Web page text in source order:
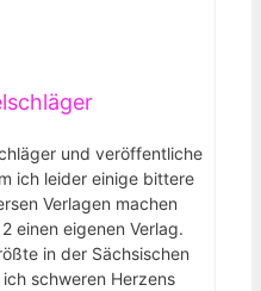
und veröffentliche
ich leider einige bittere
Verlagen machen
einen eigenen Verlag.
in der Sächsischen
schweren Herzens